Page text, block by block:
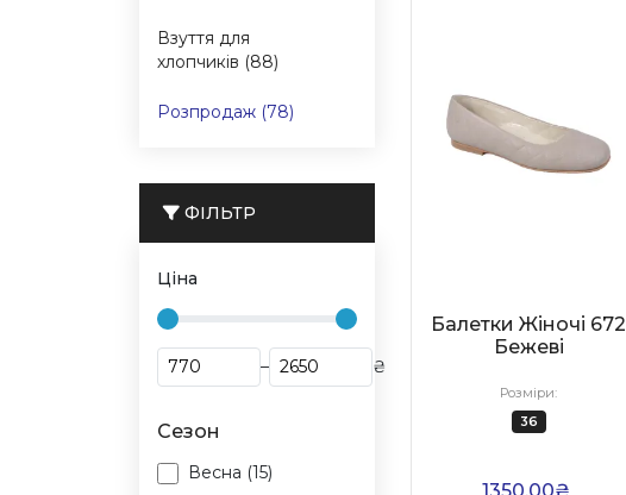
Взуття для
хлопчиків (88)
Розпродаж (78)
ФІЛЬТР
Ціна
– ₴
Сезон
Весна (15)
Балетки Жіночі 672
Бежеві
Розміри:
36
1350.00₴